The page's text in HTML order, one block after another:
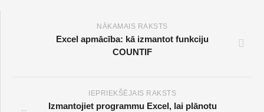
NĀKAMAIS RAKSTS
Excel apmācība: kā izmantot funkciju
COUNTIF
IEPRIEKŠĒJAIS RAKSTS
Izmantojiet programmu Excel, lai plānotu